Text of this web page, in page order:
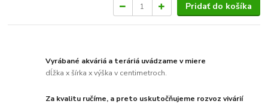
Pridať do košíka
Vyrábané akváriá a teráriá uvádzame v miere
dĺžka x šírka x výška v centimetroch.
Za kvalitu ručíme, a preto uskutočňujeme rozvoz vivárií